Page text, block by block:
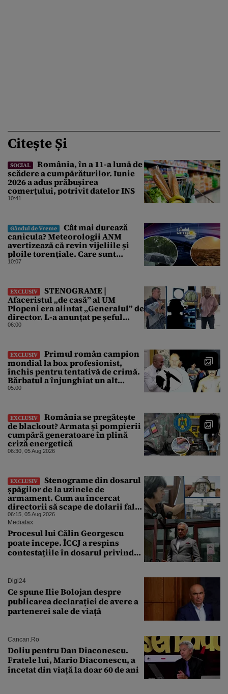
Citește Și
SOCIAL
România, în a 11-a lună de
scădere a cumpărăturilor. Iunie
2026 a adus prăbușirea
comerțului, potrivit datelor INS
10:41
Gândul de Vreme
Cât mai durează
canicula? Meteorologii ANM
avertizează că revin vijeliile și
ploile torențiale. Care sunt
zonele vizate, începând chiar de
10:07
EXCLUSIV
STENOGRAME |
Afaceristul „de casă” al UM
Plopeni era alintat „Generalul” de
director. L-a anunțat pe șeful
uzinei că i-a adus „subțireanu,
06:00
EXCLUSIV
Primul român campion
mondial la box profesionist,
închis pentru tentativă de crimă.
Bărbatul a înjunghiat un alt
interlop periculos
05:00
EXCLUSIV
România se pregătește
de blackout? Armata și pompierii
cumpără generatoare în plină
criză energetică
06:30, 05 Aug 2026
EXCLUSIV
Stenograme din dosarul
șpăgilor de la uzinele de
armament. Cum au încercat
directorii să scape de dolarii falși
primiți mită: „Din 30.000 s-au
nimerit ăia ai mei și ai tăi”
06:15, 05 Aug 2026
Mediafax
Procesul lui Călin Georgescu
poate începe. ÎCCJ a respins
contestațiile în dosarul privind
Digi24
Ce spune Ilie Bolojan despre
publicarea declarației de avere a
partenerei sale de viață
Cancan.ro
Doliu pentru Dan Diaconescu.
Fratele lui, Mario Diaconescu, a
încetat din viață la doar 60 de ani